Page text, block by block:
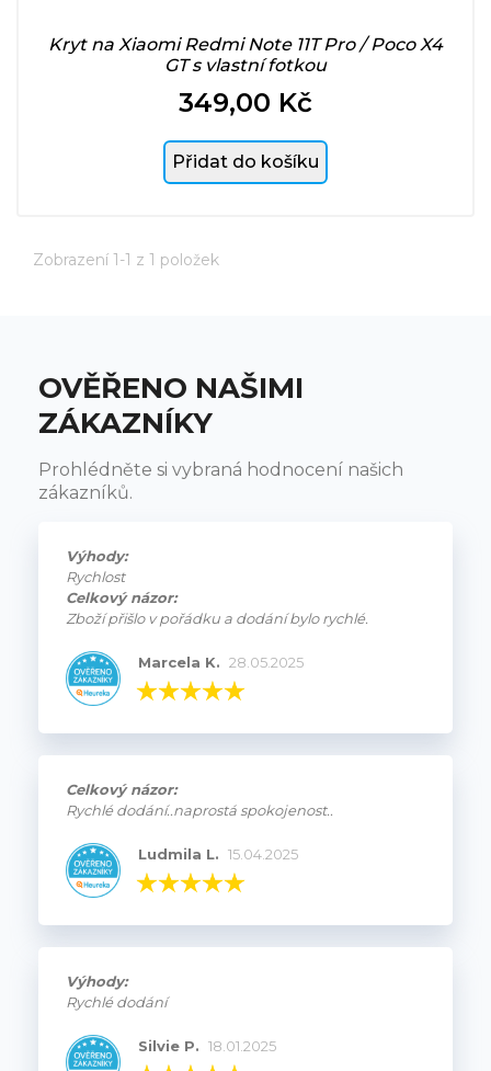
Kryt na Xiaomi Redmi Note 11T Pro / Poco X4
GT s vlastní fotkou
Cena
349,00 Kč
Přidat do košíku
Zobrazení 1-1 z 1 položek
OVĚŘENO NAŠIMI
ZÁKAZNÍKY
Prohlédněte si vybraná hodnocení našich
zákazníků.
Výhody:
Rychlost
Celkový názor:
Zboží přišlo v pořádku a dodání bylo rychlé.
Marcela K. 28.05.2025
Celkový názor:
Rychlé dodání..naprostá spokojenost..
Ludmila L. 15.04.2025
Výhody:
Rychlé dodání
Silvie P. 18.01.2025